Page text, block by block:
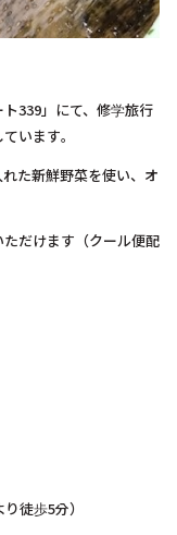
339」にて、修学旅行
います。
た新鮮野菜を使い、オ
だけます（クール便配
徒歩5分）